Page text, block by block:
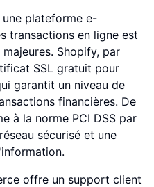
plateforme e-
transactions en ligne est
Shopify, par
SSL gratuit pour
garantit un niveau de
financières. De
à la norme PCI DSS par
sécurisé et une
offre un support client